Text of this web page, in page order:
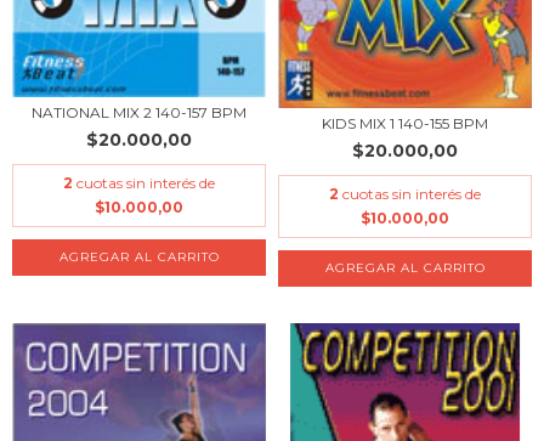
NATIONAL MIX 2 140-157 BPM
$20.000,00
2 cuotas sin interés de
$10.000,00
KIDS MIX 1 140-155 BPM
$20.000,00
2 cuotas sin interés de
$10.000,00